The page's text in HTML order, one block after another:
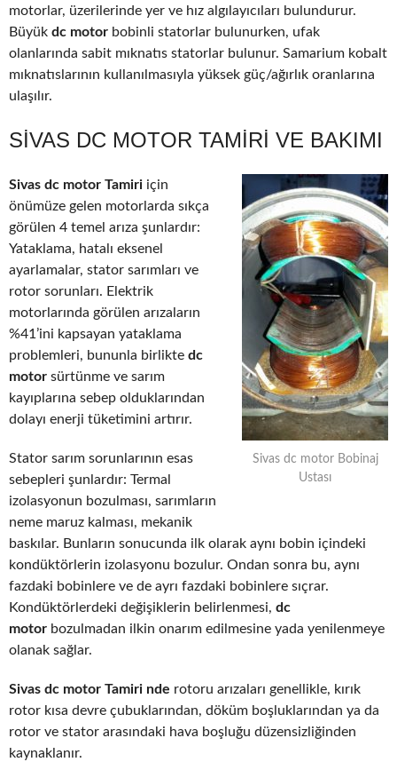
motorlar, üzerilerinde yer ve hız algılayıcıları bulundurur.
Büyük dc motor bobinli statorlar bulunurken, ufak
olanlarında sabit mıknatıs statorlar bulunur. Samarium kobalt
mıknatıslarının kullanılmasıyla yüksek güç/ağırlık oranlarına
ulaşılır.
SIVAS DC MOTOR TAMIRI VE BAKIMI
Sivas dc motor Bobinaj
Ustası
Sivas dc motor Tamiri için
önümüze gelen motorlarda sıkça
görülen 4 temel arıza şunlardır:
Yataklama, hatalı eksenel
ayarlamalar, stator sarımları ve
rotor sorunları. Elektrik
motorlarında görülen arızaların
%41’ini kapsayan yataklama
problemleri, bununla birlikte dc
motor sürtünme ve sarım
kayıplarına sebep olduklarından
dolayı enerji tüketimini artırır.
Stator sarım sorunlarının esas
sebepleri şunlardır: Termal
izolasyonun bozulması, sarımların
neme maruz kalması, mekanik
baskılar. Bunların sonucunda ilk olarak aynı bobin içindeki
kondüktörlerin izolasyonu bozulur. Ondan sonra bu, aynı
fazdaki bobinlere ve de ayrı fazdaki bobinlere sıçrar.
Kondüktörlerdeki değişiklerin belirlenmesi, dc
motor bozulmadan ilkin onarım edilmesine yada yenilenmeye
olanak sağlar.
Sivas dc motor Tamiri nde rotoru arızaları genellikle, kırık
rotor kısa devre çubuklarından, döküm boşluklarından ya da
rotor ve stator arasındaki hava boşluğu düzensizliğinden
kaynaklanır.